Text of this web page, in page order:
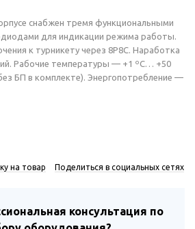
снабжен тремя функциональными
для индикации режима работы.
к турникету через 8P8C. Наработка
Рабочие температуры — +1 ºС… +50
БП в комплекте). Энергопотребление —
на товар Поделиться в социальных сетях
консультация по